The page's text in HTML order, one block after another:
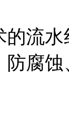
的流
防腐